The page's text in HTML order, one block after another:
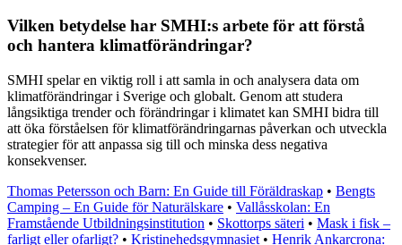
Vilken betydelse har SMHI:s arbete för att förstå
och hantera klimatförändringar?
SMHI spelar en viktig roll i att samla in och analysera data om
klimatförändringar i Sverige och globalt. Genom att studera
långsiktiga trender och förändringar i klimatet kan SMHI bidra till
att öka förståelsen för klimatförändringarnas påverkan och utveckla
strategier för att anpassa sig till och minska dess negativa
konsekvenser.
Thomas Petersson och Barn: En Guide till Föräldraskap • Bengts
Camping – En Guide för Naturälskare • Vallåsskolan: En
Framstående Utbildningsinstitution • Skottorps säteri • Mask i fisk –
farligt eller ofarligt? • Kristinehedsgymnasiet • Henrik Ankarcrona: